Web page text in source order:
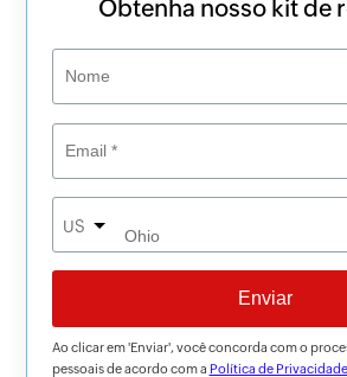
Obtenha nosso kit de
US
Ao clicar em 'Enviar', você concorda com o
pessoais de acordo com a Política de Privacidade